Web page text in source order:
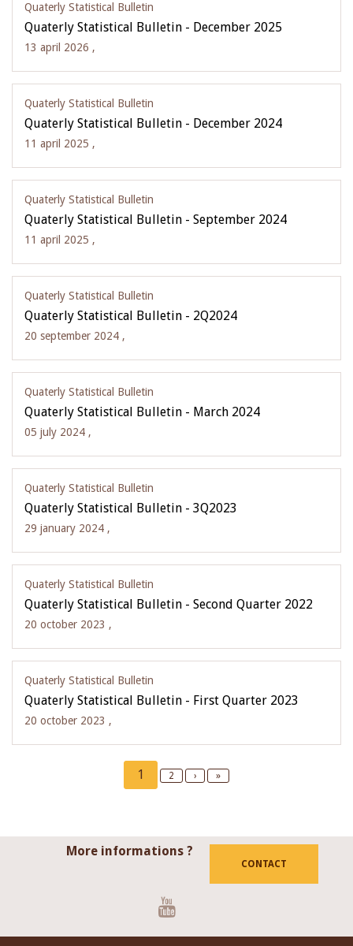
Quaterly Statistical Bulletin
Quaterly Statistical Bulletin - December 2025
13 april 2026 ,
Quaterly Statistical Bulletin
Quaterly Statistical Bulletin - December 2024
11 april 2025 ,
Quaterly Statistical Bulletin
Quaterly Statistical Bulletin - September 2024
11 april 2025 ,
Quaterly Statistical Bulletin
Quaterly Statistical Bulletin - 2Q2024
20 september 2024 ,
Quaterly Statistical Bulletin
Quaterly Statistical Bulletin - March 2024
05 july 2024 ,
Quaterly Statistical Bulletin
Quaterly Statistical Bulletin - 3Q2023
29 january 2024 ,
Quaterly Statistical Bulletin
Quaterly Statistical Bulletin - Second Quarter 2022
20 october 2023 ,
Quaterly Statistical Bulletin
Quaterly Statistical Bulletin - First Quarter 2023
20 october 2023 ,
Current
page
1 Page
2
Next
›
Last
»
More informations ?
CONTACT